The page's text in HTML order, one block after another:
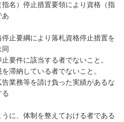
指名）停止措置要領により資格（指
あ
停止要綱により落札資格停止措置を
件に該当する者でないこと。
滞納している者でないこと。
告業務等を請け負った実績があるな
うに、体制を整えておける者である